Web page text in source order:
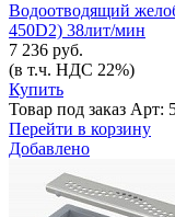
Водоотводящий
450D2) 38лит/мин
7 236 руб.
(в т.ч. НДС 22%)
Купить
Товар под заказ Арт:
Перейти в корзину
Добавлено